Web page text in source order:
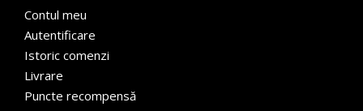
Contul meu
Autentificare
Istoric comenzi
Livrare
Puncte recompensă